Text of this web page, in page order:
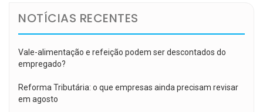
NOTÍCIAS RECENTES
Vale-alimentação e refeição podem ser descontados do
empregado?
Reforma Tributária: o que empresas ainda precisam revisar
em agosto